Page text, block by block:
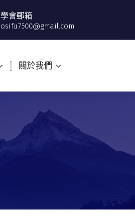
學會郵箱
osifu7500@gmail.com
關於我們